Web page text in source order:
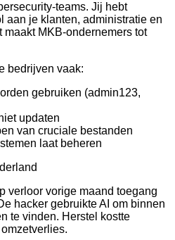
teams. Jij hebt
aan je klanten, administratie en
MKB-ondernemers tot
bedrijven vaak:
gebruiken (admin123,
updaten
van cruciale bestanden
laat beheren
verloor vorige maand toegang
hacker gebruikte AI om binnen
te vinden. Herstel kostte